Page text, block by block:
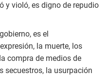
y violó, es digno de repudio
es el
la muerte, los
compra de medios de
secuestros, la usurpación